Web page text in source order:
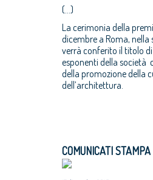
(...)
La cerimonia della
dicembre a Roma, nella
verrà conferito il titolo
esponenti della società
della promozione della
dell’architettura.
COMUNICATI STAMPA